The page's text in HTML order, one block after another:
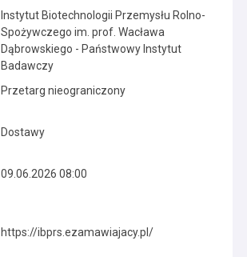
Instytut Biotechnologii Przemysłu Rolno-
Spożywczego im. prof. Wacława
Dąbrowskiego - Państwowy Instytut
Badawczy
Przetarg nieograniczony
Dostawy
09.06.2026 08:00
https://ibprs.ezamawiajacy.pl/